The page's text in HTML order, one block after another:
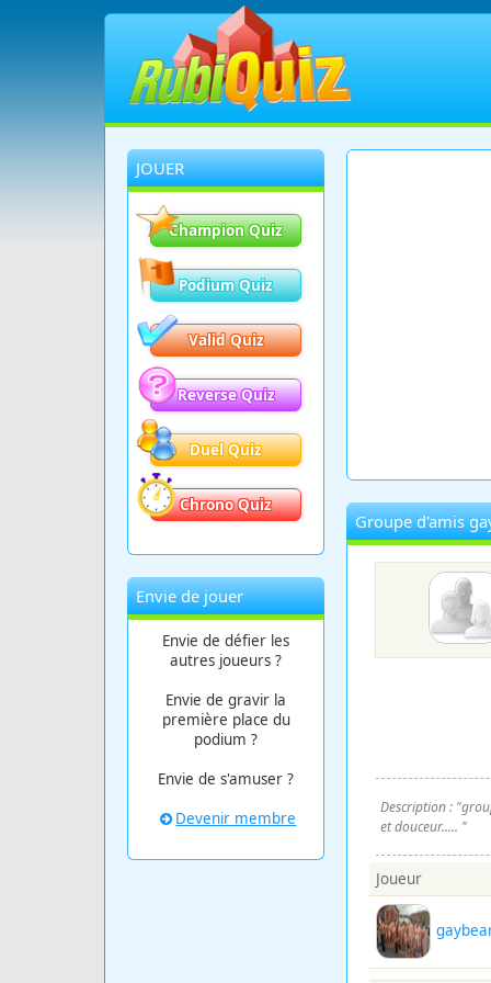
JOUER
Champion Quiz
Podium Quiz
Valid Quiz
Reverse Quiz
Duel Quiz
Chrono Quiz
Envie de jouer
Envie de défier les
autres joueurs ?
Envie de gravir la
première place du
podium ?
Envie de s'amuser ?
Devenir membre
Groupe d'amis
Description :
et douceur..... "
Joueur